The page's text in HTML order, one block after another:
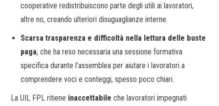
cooperative redistribuiscono parte degli utili ai lavoratori,
altre no, creando ulteriori disuguaglianze interne.
Scarsa trasparenza e difficoltà nella lettura delle buste
paga, che ha reso necessaria una sessione formativa
specifica durante l’assemblea per aiutare i lavoratori a
comprendere voci e conteggi, spesso poco chiari.
La UIL FPL ritiene inaccettabile che lavoratori impegnati